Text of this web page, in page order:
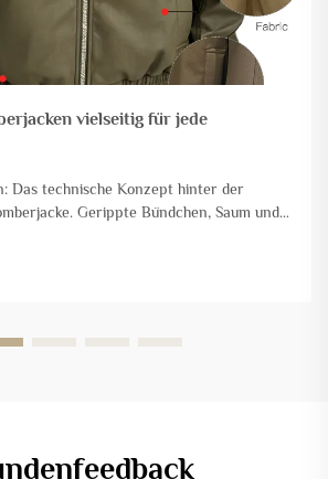
vielseitig für jede
Das technische Konzept hinter der
Gerippte Bündchen, Saum und
das hängt ganz davon ab, wie sie